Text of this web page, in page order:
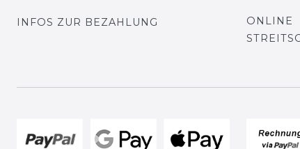
INFOS ZUR BEZAHLUNG
ONLINE